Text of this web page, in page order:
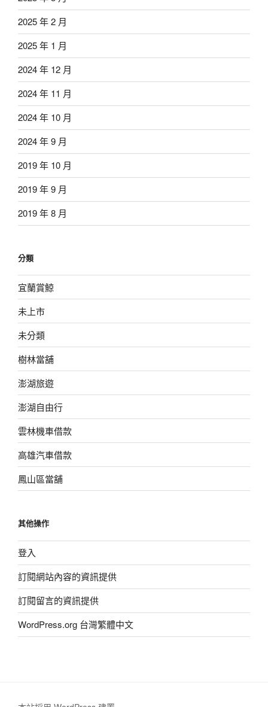
2025 年 2 月
2025 年 1 月
2024 年 12 月
2024 年 11 月
2024 年 10 月
2024 年 9 月
2019 年 10 月
2019 年 9 月
2019 年 8 月
分類
宜蘭賞鯨
未上市
未分類
樹林當舖
澎湖旅遊
澎湖自由行
雲林機車借款
高雄汽車借款
鳳山區當舖
其他操作
登入
訂閱網站內容的資訊提供
訂閱留言的資訊提供
WordPress.org 台灣繁體中文